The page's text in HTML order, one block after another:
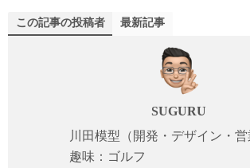
この記事の投稿者 最新記事
SUGURU
川田模型（開発・デザイン・営
趣味：ゴルフ